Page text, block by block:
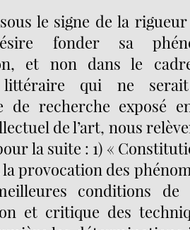
le signe de la
fonder sa
et non dans le
littéraire qui ne
de recherche exposé
de l’art, nous
la suite : 1) «
provocation des
conditions
et critique des